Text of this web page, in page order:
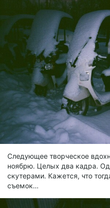
Следующее творческое
ноябрю. Целых два кадра.
скутерами. Кажется, что
съемок…